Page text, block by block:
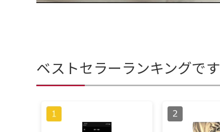
ベストセラーランキングです